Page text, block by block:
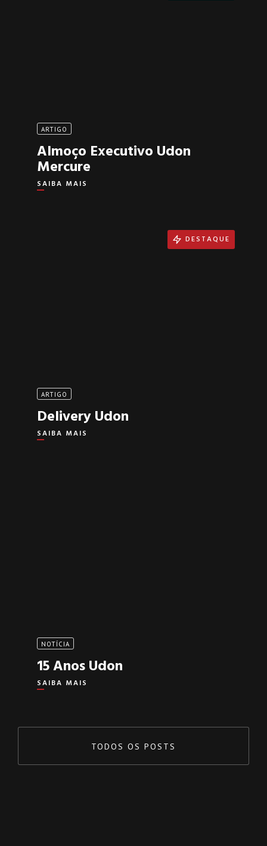
ARTIGO
Almoço Executivo Udon
Mercure
SAIBA MAIS
ARTIGO
Delivery Udon
SAIBA MAIS
DESTAQUE
NOTÍCIA
15 Anos Udon
SAIBA MAIS
TODOS OS POSTS